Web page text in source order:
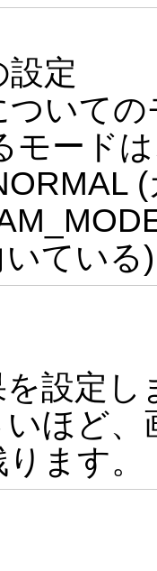
定
ついて
モード
ている
設定
ほど
ます。